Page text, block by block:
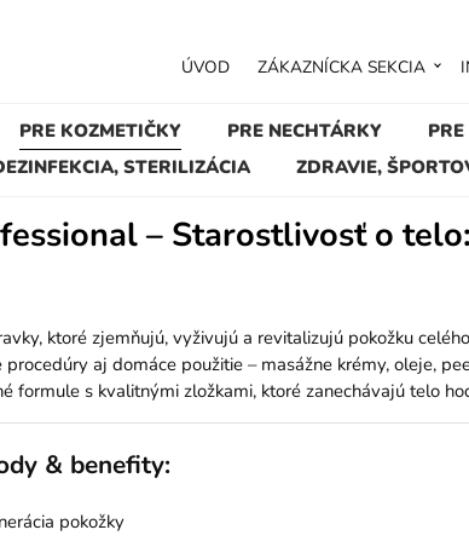
PRE KOZMETIČKY PRE NECHTÁRKY
STERILIZÁCIA ZDRAVIE,
ÚVOD ZÁKAZNÍCKA SEKCIA
– Starostlivosť o
ktoré zjemňujú, vyživujú a revitalizujú pokožku
aj domáce použitie – masážne krémy, oleje,
formule s kvalitnými zložkami, ktoré zanechávajú telo
& benefity:
pokožky